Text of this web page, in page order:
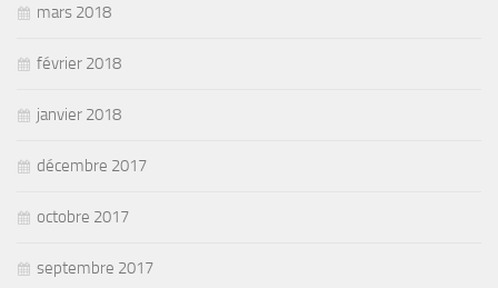
mars 2018
février 2018
janvier 2018
décembre 2017
octobre 2017
septembre 2017